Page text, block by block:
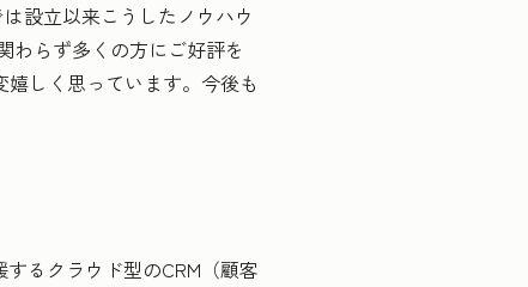
設立以来こうしたノウハウ
らず多くの方にご好評を
しく思っています。今後も
るクラウド型のCRM（顧客